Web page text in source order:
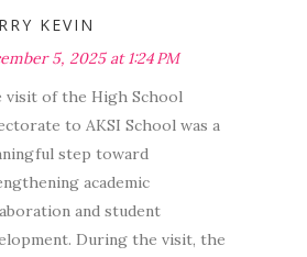
KEVIN
5, 2025 at 1:24 PM
visit of the High School
to AKSI School was a
step toward
academic
and student
During the visit, the